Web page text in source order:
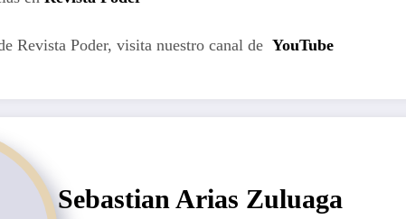
Revista Poder, visita nuestro canal de YouTube
Sebastian Arias Zuluaga